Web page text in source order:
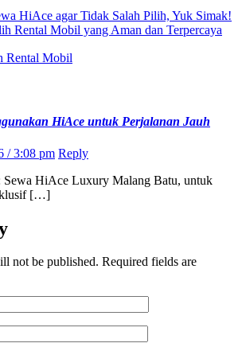
HiAce agar Tidak Salah Pilih, Yuk Simak!
Rental Mobil yang Aman dan Terpercaya
HiAce untuk Perjalanan Jauh
/ 3:08 pm Reply
HiAce Luxury Malang Batu, untuk
[…]
not be published. Required fields are